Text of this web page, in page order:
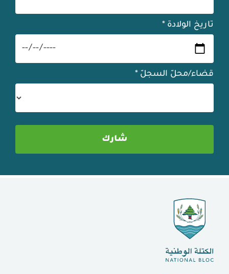
تاريخ الولادة *
قضاء/محلّ السجلّ *